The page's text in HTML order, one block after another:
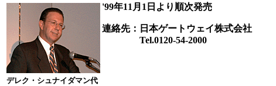
デレク・シュナイダマン代
'99年11月1日より順次発売
連絡先：日本ゲートウェイ株式会社
Tel.0120-54-2000